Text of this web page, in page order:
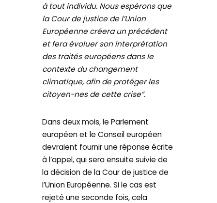
à tout individu. Nous espérons que
la Cour de justice de l’Union
Européenne créera un précédent
et fera évoluer son interprétation
des traités européens dans le
contexte du changement
climatique, afin de protéger les
citoyen-nes de cette crise”.
Dans deux mois, le Parlement
européen et le Conseil européen
devraient fournir une réponse écrite
à l’appel, qui sera ensuite suivie de
la décision de la Cour de justice de
l’Union Européenne. Si le cas est
rejeté une seconde fois, cela